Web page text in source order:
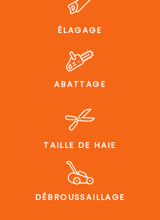
ÉLAGAGE
ABATTAGE
TAILLE DE HAIE
DÉBROUSSAILLAGE